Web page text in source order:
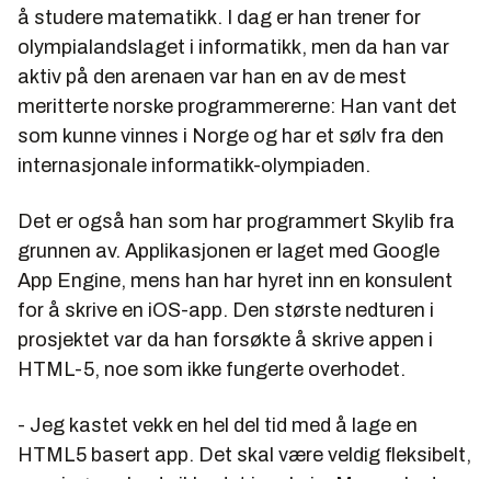
å studere matematikk. I dag er han trener for
olympialandslaget i informatikk, men da han var
aktiv på den arenaen var han en av de mest
meritterte norske programmererne: Han vant det
som kunne vinnes i Norge og har et sølv fra den
internasjonale informatikk-olympiaden.
Det er også han som har programmert Skylib fra
grunnen av. Applikasjonen er laget med Google
App Engine, mens han har hyret inn en konsulent
for å skrive en iOS-app. Den største nedturen i
prosjektet var da han forsøkte å skrive appen i
HTML-5, noe som ikke fungerte overhodet.
- Jeg kastet vekk en hel del tid med å lage en
HTML5 basert app. Det skal være veldig fleksibelt,